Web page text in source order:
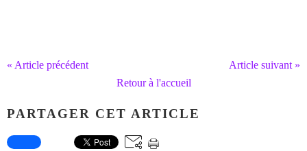
« Article précédent
Article suivant »
Retour à l'accueil
PARTAGER CET ARTICLE